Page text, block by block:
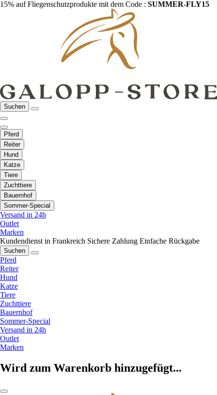
15% auf Fliegenschutzprodukte mit dem Code : SUMMER-FLY15
Suchen
Pferd
Reiter
Hund
Katze
Tiere
Zuchttiere
Bauernhof
Sommer-Special
Versand in 24h
Outlet
Marken
Kundendienst in Frankreich Sichere Zahlung Einfache Rückgabe
Suchen
Pferd
Reiter
Hund
Katze
Tiere
Zuchttiere
Bauernhof
Sommer-Special
Versand in 24h
Outlet
Marken
Wird zum Warenkorb hinzugefügt...